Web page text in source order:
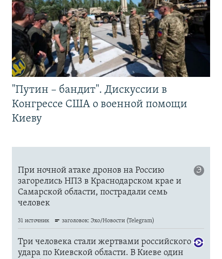
"Путин – бандит". Дискуссии в
Конгрессе США о военной помощи
Киеву